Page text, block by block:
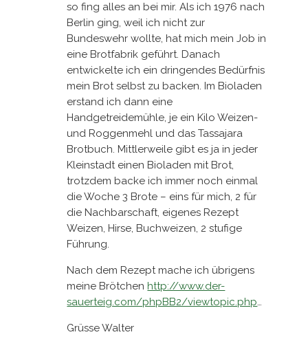
so fing alles an bei mir. Als ich 1976 nach
Berlin ging, weil ich nicht zur
Bundeswehr wollte, hat mich mein Job in
eine Brotfabrik geführt. Danach
entwickelte ich ein dringendes Bedürfnis
mein Brot selbst zu backen. Im Bioladen
erstand ich dann eine
Handgetreidemühle, je ein Kilo Weizen-
und Roggenmehl und das Tassajara
Brotbuch. Mittlerweile gibt es ja in jeder
Kleinstadt einen Bioladen mit Brot,
trotzdem backe ich immer noch einmal
die Woche 3 Brote – eins für mich, 2 für
die Nachbarschaft, eigenes Rezept
Weizen, Hirse, Buchweizen, 2 stufige
Führung.
Nach dem Rezept mache ich übrigens
meine Brötchenhttp://www.der-
sauerteig.com/phpBB2/viewtopic.php…
Grüsse Walter